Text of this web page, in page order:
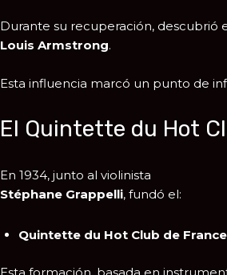
Durante su recuperación, descubrió
Louis Armstrong.
Esta influencia marcó un punto de
El Quintette du Hot
En 1934, junto al violinista
Stéphane Grappelli, fundó el:
Quintette du Hot Club de France